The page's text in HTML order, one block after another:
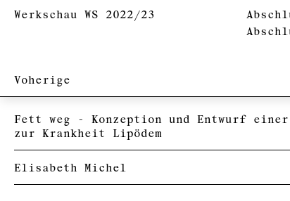
Werkschau WS 2022/23
Voherige
Fett weg - Konzeption und Entwurf einer
zur Krankheit Lipödem
Elisabeth Michel